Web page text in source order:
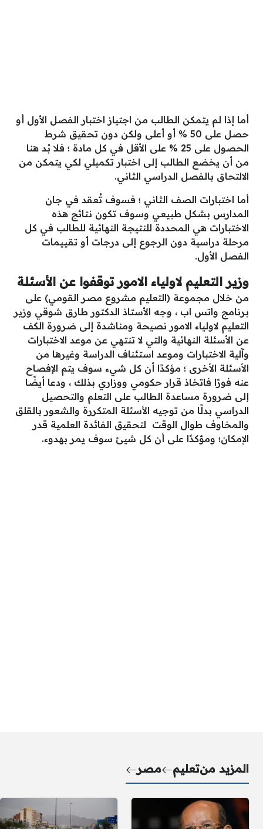
أما إذا لم يتمكن الطالب من اجتياز اختبار الفصل الأول أو
حصل على 50 % أو أعلى ولكن دون تحقيق شرط
الحصول على 25 % على الأقل في كل مادة ؛ فلا بُد هنا
من أن يخضع الطالب إلى اختبار تكميلي لكي يتمكن من
الالتحاق بالفصل الدراسي الثاني.
أما اختبارات الصف الثاني ؛ فسوف تُعقد في جان
المدارس بشكل طبيعي وسوف تكون نتائج هذه
الاختبارات هي المحددة للنتيجة النهائية للطالب في كل
مرحلة دراسية دون الرجوع إلى درجات أو تقييمات
الفصل الأول.
وزير التعليم لاولياء الامور توقفوا عن الأسئلة
من خلال مجموعة (التعليم مشروع مصر القومي) على
برنامج واتس اب ، وجه الأستاذ الدكتور طارق شوقي وزير
التعليم لاولياء الامور نصيحة ومناشدة إلى ضرورة الكف
عن الأسئلة النهائية والتي لا تنتهي عن موعد الاختبارات
وآلية الاختبارات وموعد استئناف الدراسة وغيرها من
الأسئلة الأخرى ؛ مؤكدًا أن كل شيء سوف يتم الإفصاح
عنه فورًا فاتخاذ قرار حكومي ووزاري بذلك ، ودعا أيضًا
إلى ضرورة مساعدة الطالب على التعلم والتحصيل
الدراسي بدلًا من توجيه الأسئلة المتكررة والشعور بالقلق
والمخاوف طوال الوقت لتحقيق الفائدة العلمية قدر
الإمكان؛ ومؤكدًا على أن كل شيئ سوف يمر بهدوء.
المزيد منتعليم مصر